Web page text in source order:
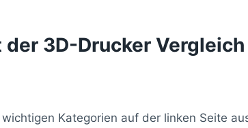
3D-Drucker
Kategorien auf der linken Seite